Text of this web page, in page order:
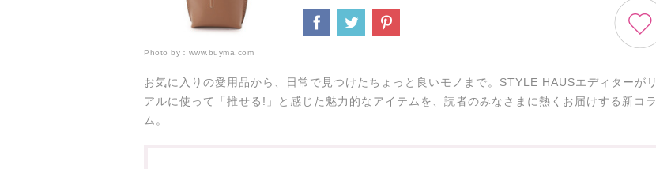
Photo by： www.buyma.com
お気に入りの愛用品から、日常で見つけたちょっと良いモノまで。STYLE HAUSエディターがリ
アルに使って「推せる!」と感じた魅力的なアイテムを、読者のみなさまに熱くお届けする新コラ
ム。